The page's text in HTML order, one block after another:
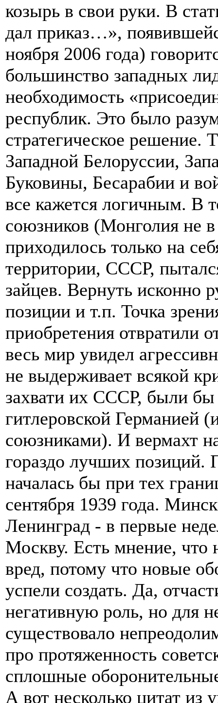
козырь в свои руки. В
дал приказ…»,
ноября 2006 года)
большинство западных
необходимость
республик. Это было
стратегическое решение.
Западной Белоруссии,
Буковины, Бесарабии и
все кажется логичным. В
союзников (Монголия не в
приходилось только на
территории, СССР,
зайцев. Вернуть исконно
позиции и т.п. Точка
приобретения отвратили
весь мир увидел
не выдерживает всякой
захвати их СССР, были
гитлеровской Германией
союзниками). И вермахт
гораздо лучших позиций.
началась бы при тех
сентября 1939 года.
Ленинград - в первые
Москву. Есть мнение, что
вред, потому что новые
успели создать. Да,
негативную роль, но для
существовало
про протяженность
сплошные
А вот несколько цитат из